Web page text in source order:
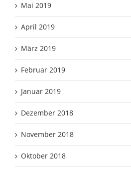
Mai 2019
April 2019
März 2019
Februar 2019
Januar 2019
Dezember 2018
November 2018
Oktober 2018